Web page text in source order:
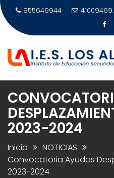
Saltar
al
contenido
955649944
2023-2024
Inicio
NOTICIAS
Convocatoria Ayudas
2023-2024